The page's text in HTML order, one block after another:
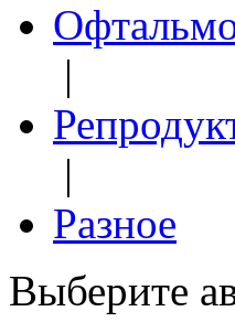
|
|
Разное
Выберите